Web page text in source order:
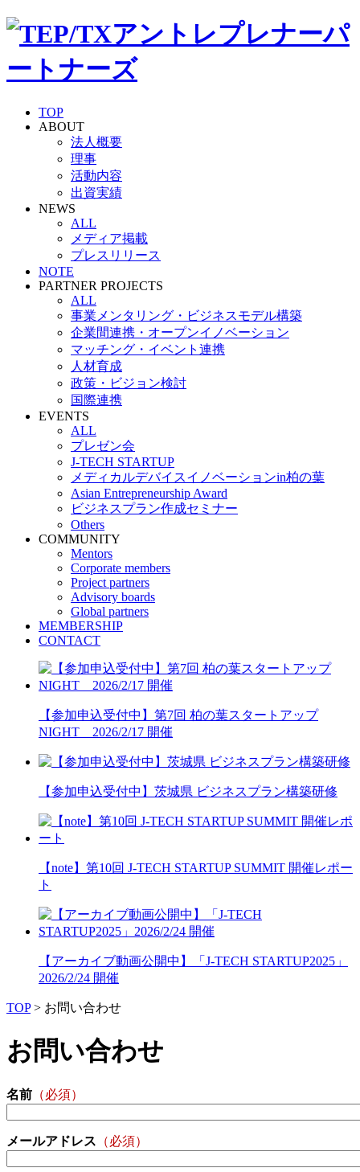
TOP
ABOUT
法人概要
理事
活動内容
出資実績
NEWS
ALL
メディア掲載
プレスリリース
NOTE
PARTNER PROJECTS
ALL
事業メンタリング・ビジネスモデル構築
企業間連携・オープンイノベーション
マッチング・イベント連携
人材育成
政策・ビジョン検討
国際連携
EVENTS
ALL
プレゼン会
J-TECH STARTUP
メディカルデバイスイノベーションin柏の葉
Asian Entrepreneurship Award
ビジネスプラン作成セミナー
Others
COMMUNITY
Mentors
Corporate members
Project partners
Advisory boards
Global partners
MEMBERSHIP
CONTACT
【参加申込受付中】第7回 柏の葉スタートアップ
NIGHT 2026/2/17 開催
【参加申込受付中】茨城県 ビジネスプラン構築研修
【note】第10回 J-TECH STARTUP SUMMIT 開催レポー
ト
【アーカイブ動画公開中】「J-TECH STARTUP2025」
2026/2/24 開催
TOP> お問い合わせ
お問い合わせ
名前 （必須）
メールアドレス （必須）